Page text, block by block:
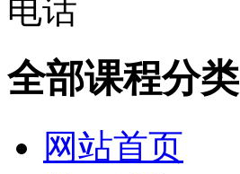
全部课程分类
网站首页